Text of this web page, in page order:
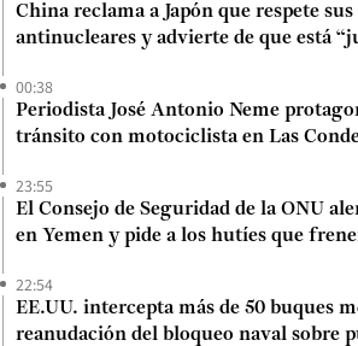
China reclama a Japón que respete
antinucleares y advierte de que está
00:38
Periodista José Antonio Neme
tránsito con motociclista en Las
23:55
El Consejo de Seguridad de la ONU
en Yemen y pide a los hutíes que
22:54
EE.UU. intercepta más de 50 buques
reanudación del bloqueo naval sobre